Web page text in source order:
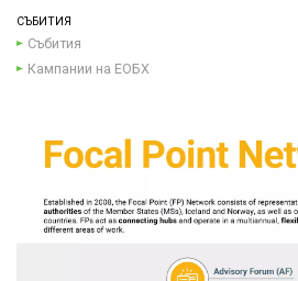
СЪБИТИЯ
Събития
Кампании на ЕОБХ